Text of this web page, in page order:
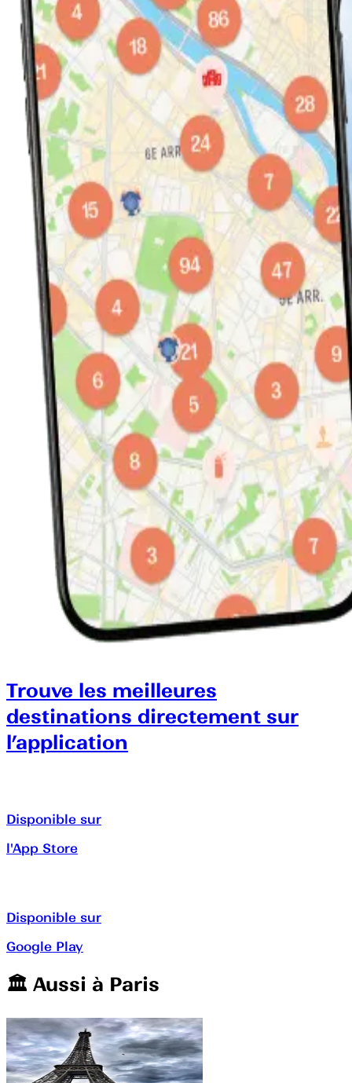
Trouve les meilleures
destinations directement sur
l’application
Disponible sur
l'App Store
Disponible sur
Google Play
🏛️️ Aussi à Paris